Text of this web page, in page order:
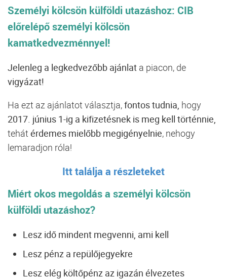
Személyi kölcsön külföldi utazáshoz: CIB
előrelépő személyi kölcsön
kamatkedvezménnyel!
Jelenleg a legkedvezőbb ajánlat a piacon, de
vigyázat!
Ha ezt az ajánlatot választja,fontos tudnia, hogy
2017. június 1-ig a kifizetésnek is meg kell történnie,
tehát érdemes mielőbb megigényelnie, nehogy
lemaradjon róla!
Itt találja a részleteket
Miért okos megoldás a személyi kölcsön
külföldi utazáshoz?
Lesz idő mindent megvenni, ami kell
Lesz pénz a repülőjegyekre
Lesz elég költőpénz az igazán élvezetes